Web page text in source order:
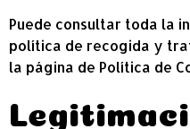
Puede consultar toda la
política de recogida y
la página de Política de